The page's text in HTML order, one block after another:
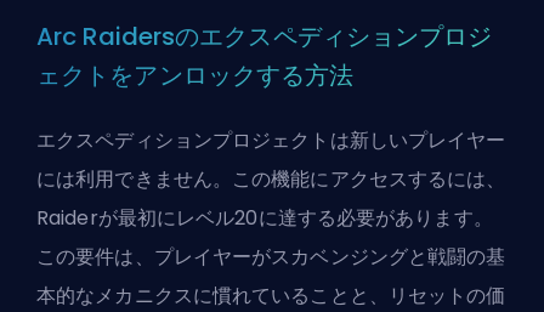
Arc Raidersのエクスペディションプロジ
ェクトをアンロックする方法
エクスペディションプロジェクトは新しいプレイヤー
には利用できません。この機能にアクセスするには、
Raiderが最初にレベル20に達する必要があります。
この要件は、プレイヤーがスカベンジングと戦闘の基
本的なメカニクスに慣れていることと、リセットの価